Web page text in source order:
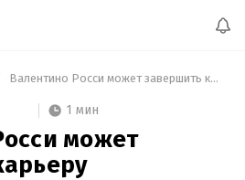
Валентино Росси может завершить карьеру
1 мин
может